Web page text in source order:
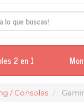
2 en 1
/ Consolas